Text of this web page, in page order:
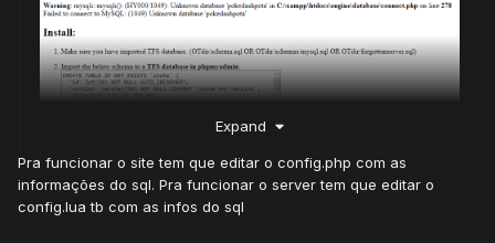
Expand
Pra funcionar o site tem que editar o config.php com as
informações do sql. Pra funcionar o server tem que editar o
config.lua tb com as infos do sql